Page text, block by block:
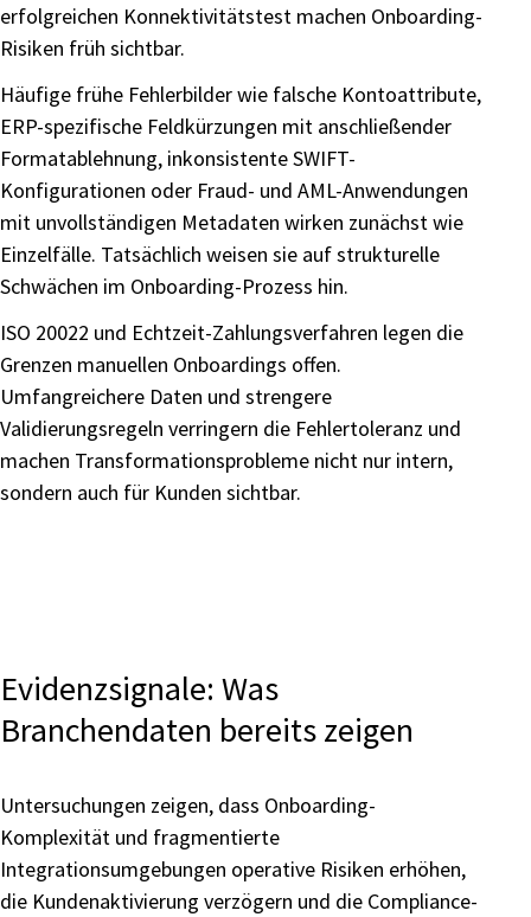
erfolgreichen Konnektivitätstest machen Onboarding-
Risiken früh sichtbar.
Häufige frühe Fehlerbilder wie falsche Kontoattribute,
ERP-spezifische Feldkürzungen mit anschließender
Formatablehnung, inkonsistente SWIFT-
Konfigurationen oder Fraud- und AML-Anwendungen
mit unvollständigen Metadaten wirken zunächst wie
Einzelfälle. Tatsächlich weisen sie auf strukturelle
Schwächen im Onboarding-Prozess hin.
ISO 20022 und Echtzeit-Zahlungsverfahren legen die
Grenzen manuellen Onboardings offen.
Umfangreichere Daten und strengere
Validierungsregeln verringern die Fehlertoleranz und
machen Transformationsprobleme nicht nur intern,
sondern auch für Kunden sichtbar.
Evidenzsignale: Was
Branchendaten bereits zeigen
Untersuchungen zeigen, dass Onboarding-
Komplexität und fragmentierte
Integrationsumgebungen operative Risiken erhöhen,
die Kundenaktivierung verzögern und die Compliance-